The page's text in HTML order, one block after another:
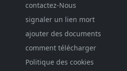
contactez-Nous
signaler un lien mort
ajouter des documents
comment télécharger
Politique des cookies